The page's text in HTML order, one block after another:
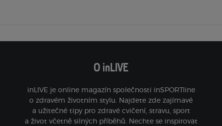
O inLIVE
inLIVE je online magazín společnosti inSPORTline
o zdravém životním stylu. Najdete zde zajímavé
a užitečné tipy pro zdravé cvičení, stravu, sport
a život včetně silných příběhů. Nechte se inspirovat